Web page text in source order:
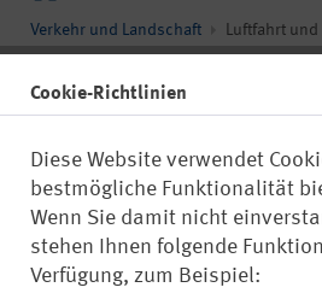
Verkehr und Landschaft Luftfahrt und
Cookie-Richtlinien
Diese Website verwendet
bestmögliche Funktionalität
Wenn Sie damit nicht
stehen Ihnen folgende
Verfügung, zum Beispiel: